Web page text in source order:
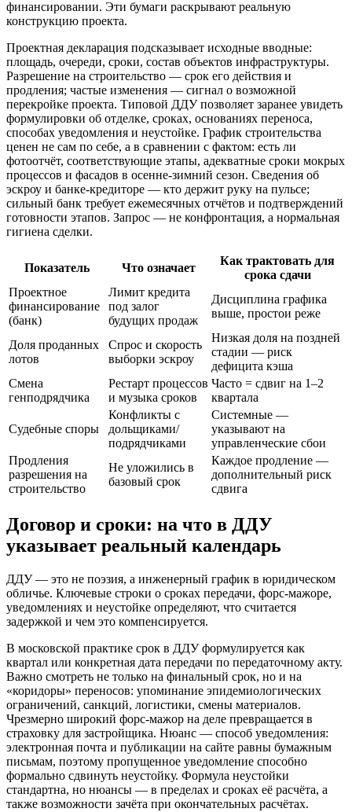
финансировании. Эти бумаги раскрывают реальную
конструкцию проекта.
Проектная декларация подсказывает исходные вводные:
площадь, очереди, сроки, состав объектов инфраструктуры.
Разрешение на строительство — срок его действия и
продления; частые изменения — сигнал о возможной
перекройке проекта. Типовой ДДУ позволяет заранее увидеть
формулировки об отделке, сроках, основаниях переноса,
способах уведомления и неустойке. График строительства
ценен не сам по себе, а в сравнении с фактом: есть ли
фотоотчёт, соответствующие этапы, адекватные сроки мокрых
процессов и фасадов в осенне-зимний сезон. Сведения об
эскроу и банке-кредиторе — кто держит руку на пульсе;
сильный банк требует ежемесячных отчётов и подтверждений
готовности этапов. Запрос — не конфронтация, а нормальная
гигиена сделки.
Показатель Что означает
Как трактовать для
срока сдачи
Проектное
финансирование
(банк)
Лимит кредита
под залог
будущих продаж
Дисциплина графика
выше, простои реже
Доля проданных
лотов
Спрос и скорость
выборки эскроу
Низкая доля на поздней
стадии — риск
дефицита кэша
Смена
генподрядчика
Рестарт процессов
и музыка сроков
Часто = сдвиг на 1–2
квартала
Судебные споры
Конфликты с
дольщиками/
подрядчиками
Системные —
указывают на
управленческие сбои
Продления
разрешения на
строительство
Не уложились в
базовый срок
Каждое продление —
дополнительный риск
сдвига
Договор и сроки: на что в ДДУ
указывает реальный календарь
ДДУ — это не поэзия, а инженерный график в юридическом
обличье. Ключевые строки о сроках передачи, форс-мажоре,
уведомлениях и неустойке определяют, что считается
задержкой и чем это компенсируется.
В московской практике срок в ДДУ формулируется как
квартал или конкретная дата передачи по передаточному акту.
Важно смотреть не только на финальный срок, но и на
«коридоры» переносов: упоминание эпидемиологических
ограничений, санкций, логистики, смены материалов.
Чрезмерно широкий форс-мажор на деле превращается в
страховку для застройщика. Нюанс — способ уведомления:
электронная почта и публикации на сайте равны бумажным
письмам, поэтому пропущенное уведомление способно
формально сдвинуть неустойку. Формула неустойки
стандартна, но нюансы — в пределах и сроках её расчёта, а
также возможности зачёта при окончательных расчётах.